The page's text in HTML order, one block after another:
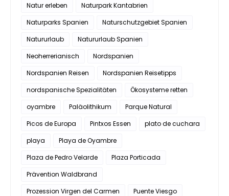
Natur erleben
Naturpark Kantabrien
Naturparks Spanien
Naturschutzgebiet Spanien
Natururlaub
Natururlaub Spanien
Neoherrerianisch
Nordspanien
Nordspanien Reisen
Nordspanien Reisetipps
nordspanische Spezialitäten
Ökosysteme retten
oyambre
Paläolithikum
Parque Natural
Picos de Europa
Pintxos Essen
plato de cuchara
playa
Playa de Oyambre
Plaza de Pedro Velarde
Plaza Porticada
Prävention Waldbrand
Prozession Virgen del Carmen
Puente Viesgo